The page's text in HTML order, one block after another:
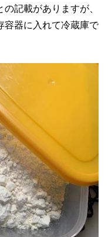
記載がありますが、
容器に入れて冷蔵庫で